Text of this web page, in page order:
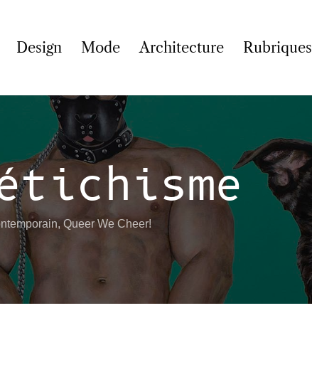
Design Mode Architecture Rubriques
,Queer We Cheer!